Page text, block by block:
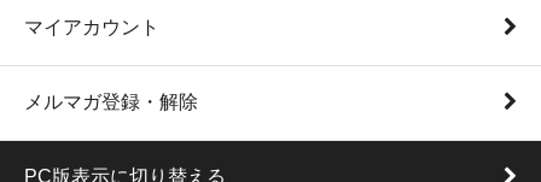
マイアカウント
メルマガ登録・解除
PC版表示に切り替える